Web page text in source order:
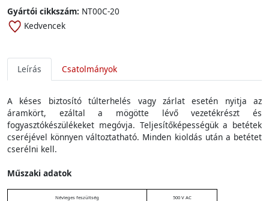
Gyártói cikkszám: NT00C-20
Kedvencek
Leírás Csatolmányok
A késes biztosító túlterhelés vagy zárlat esetén nyitja az
áramkört, ezáltal a mögötte lévő vezetékrészt és
fogyasztókészülékeket megóvja. Teljesítőképességük a betétek
cseréjével könnyen változtatható. Minden kioldás után a betétet
cserélni kell.
Műszaki adatok
Névleges feszültség 500 V AC